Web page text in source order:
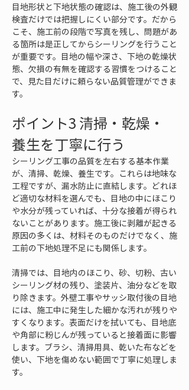
目地形状と下地状態の確認は、施工後の外観
検査だけでは把握しにくい部分です。だから
こそ、施工前の段階で写真を残し、問題があ
る箇所は是正してからシーリングを行うこと
が重要です。目地の幅や深さ、下地の乾燥状
態、欠損の有無を確認する習慣をつけること
で、見た目だけに頼らない品質管理ができま
す。
ポイント3 清掃・乾燥・
養生を丁寧に行う
シーリング工事の品質を左右する基本作業
が、清掃、乾燥、養生です。これらは地味な
工程ですが、漏水防止に直結します。どれほ
ど適切な材料を選んでも、目地の中にほこり
や水分が残っていれば、十分な接着が得られ
ないことがあります。施工後に剥離が起きる
原因の多くは、材料そのものだけでなく、施
工前の下地処理不足にも関係します。
清掃では、目地内のほこり、砂、切粉、古い
シーリング材の残り、塗装片、油分などを取
り除きます。外壁工事やサッシ取付後の目地
には、施工中に発生した細かな汚れが残りや
すくなります。表面だけを拭いても、目地底
や角部に粉じんが残っていると接着面に影響
します。ブラシ、清掃用具、乾いた布などを
使い、下地を傷めない範囲で丁寧に処理しま
す。